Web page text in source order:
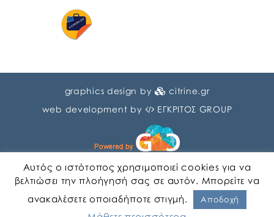
graphics design by
citrine.gr
web development by
ΕΓΚΡΙΤΟΣ GROUP
Αυτός ο ιστότοπος χρησιμοποιεί cookies για να
βελτιώσει την πλοήγησή σας σε αυτόν. Μπορείτε να
ανακαλέσετε οποιαδήποτε στιγμή.
Αποδοχή
Αγγλικα Ελληνικα